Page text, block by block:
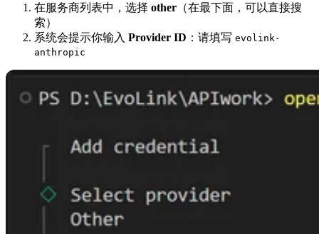
在服务商列表中，选择 other （在最下面，可以直接搜
索）
系统会提示你输入 Provider ID ：请填写 evolink-
anthropic